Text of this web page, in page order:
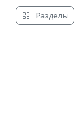
Разделы